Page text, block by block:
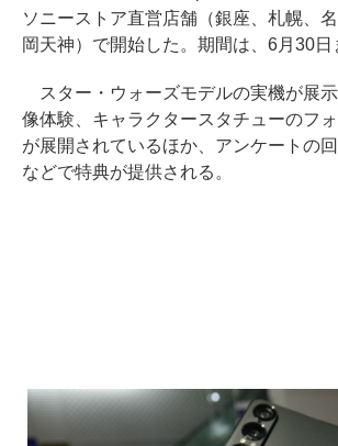
ソニーストア直営店舗（銀座、札幌、
岡天神）で開始した。期間は、6月30日
スター・ウォーズモデルの実機が展
像体験、キャラクタースタチューのフ
が展開されているほか、アンケートの
などで特典が提供される。